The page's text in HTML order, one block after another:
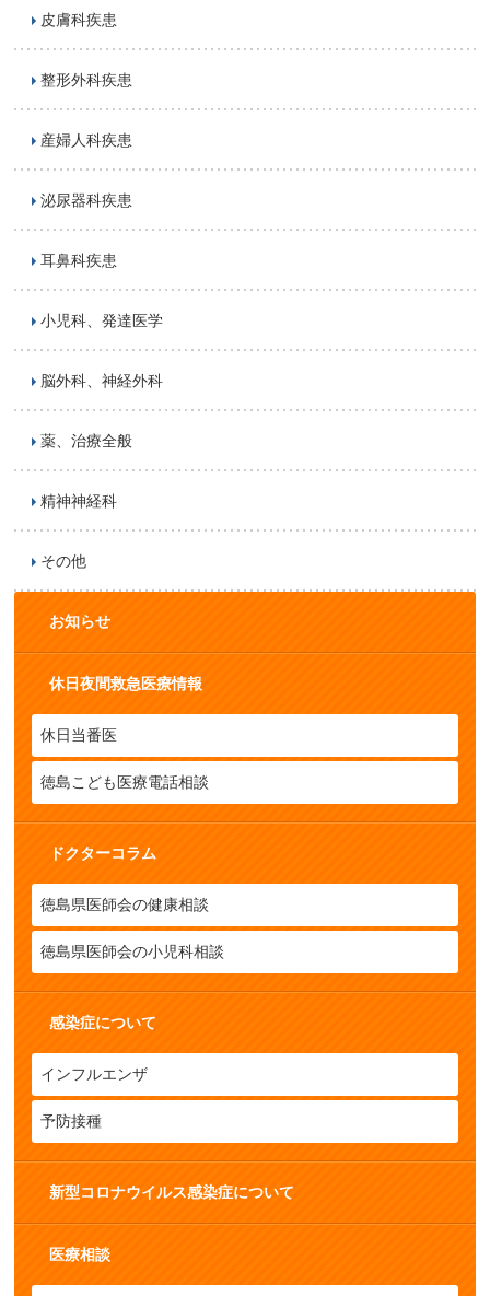
皮膚科疾患
整形外科疾患
産婦人科疾患
泌尿器科疾患
耳鼻科疾患
小児科、発達医学
脳外科、神経外科
薬、治療全般
精神神経科
その他
お知らせ
休日夜間救急医療情報
休日当番医
徳島こども医療電話相談
ドクターコラム
徳島県医師会の健康相談
徳島県医師会の小児科相談
感染症について
インフルエンザ
予防接種
新型コロナウイルス感染症について
医療相談